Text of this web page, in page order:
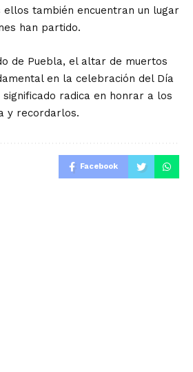
ellos también encuentran un lugar
han partido.
de Puebla, el altar de muertos
en la celebración del Día
radica en honrar a los
y recordarlos.
Facebook